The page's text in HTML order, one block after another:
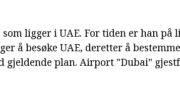
ligger i UAE. For tiden er han på
å besøke UAE, deretter å
gjeldende plan. Airport "Dubai"